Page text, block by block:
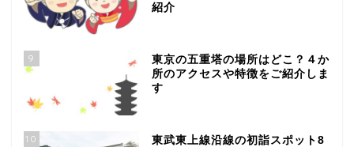
紹介
9
東京の五重塔の場所はどこ？４か
所のアクセスや特徴をご紹介しま
す
10
東武東上線沿線の初詣スポット8